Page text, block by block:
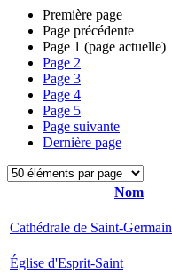
Première page
Page précédente
Page 1 (page actuelle)
Page 2
Page 3
Page 4
Page 5
Page suivante
Dernière page
Nom
Cathédrale de Saint-Germain
Église d'Esprit-Saint